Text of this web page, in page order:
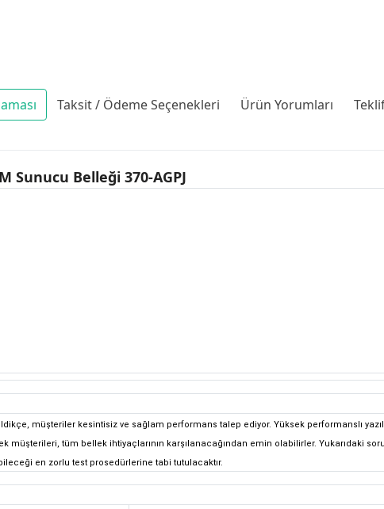
Taksit / Ödeme Seçenekleri Ürün Yorumları
Sunucu Belleği 370-AGPJ
müşteriler kesintisiz ve sağlam performans talep ediyor. Yüksek performanslı
müşterileri, tüm bellek ihtiyaçlarının karşılanacağından emin olabilirler. Yukarıdaki
en zorlu test prosedürlerine tabi tutulacaktır.